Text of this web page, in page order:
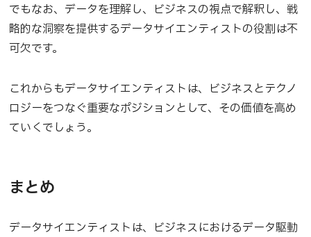
でもなお、データを理解し、ビジネスの視点で解釈し、戦
略的な洞察を提供するデータサイエンティストの役割は不
可欠です。
これからもデータサイエンティストは、ビジネスとテクノ
ロジーをつなぐ重要なポジションとして、その価値を高め
ていくでしょう。
まとめ
データサイエンティストは、ビジネスにおけるデータ駆動